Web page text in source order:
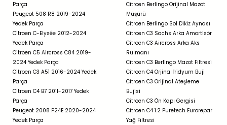
Parça
Peugeot 508 R8 2019-2024
Yedek Parça
Citroen C-Elysée 2012-2024
Yedek Parça
Citroen C5 Aircross C84 2019-
2024 Yedek Parça
Citroen C3 A51 2016-2024 Yedek
Parça
Citroen C4 B7 2011-2017 Yedek
Parça
Peugeot 2008 P24E 2020-2024
Yedek Parça
Citroen Berlingo Orijinal Mazot
Müşürü
Citroen Berlingo Sol Dikiz Aynası
Citroen C3 Sachs Arka Amortisör
Citroen C3 Aircross Arka Aks
Rulmanı
Citroen C3 Berlingo Mazot Filtresi
Citroen C4 Orjinal İridyum Buji
Citroen C3 Orijinal Ateşleme
Bujisi
Citroen C3 Ön Kapı Gergisi
Citroen C4 1.2 Puretech Eurorepar
Yağ Filtresi